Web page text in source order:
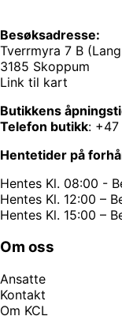
Besøksadresse:
Tverrmyra 7 B
3185 Skoppum
Link til kart
Butikkens
Telefon butikk: +47
Hentetider på
Hentes Kl. 08:00 -
Hentes Kl. 12:00 –
Hentes Kl. 15:00 –
Om oss
Ansatte
Kontakt
Om KCL